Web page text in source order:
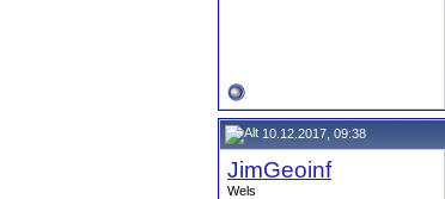
10.12.2017, 09:38
JimGeoinf
Wels